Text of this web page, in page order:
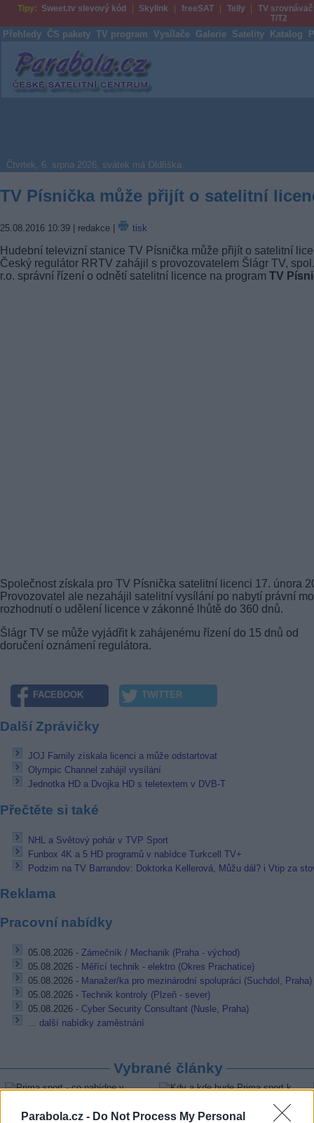
Parabola.cz - Do Not Process My Personal
Tipy: Sweet.tv slevový kód Skylink freeSAT Telly
TV srovnávač
T/T2
Přehledy ČS pakety TV program Vysílače Galerie Satelity Katalog
Parabola.cz
Čtvrtek, 6. srpna 2026, svátek má Oldřiška
TV Písnička může přijít o satelitní
25.08.2016 10:39 | redakce | tisk
Hudební televizní stanice TV Písnička může přijít o satelitní
Český regulátor RRTV zahájil s provozovatelem Šlágr TV,
r.o. správní řízení o odnětí satelitní licence na program TV
Společnost získala pro TV Písnička satelitní licenci 17. února
Provozovatel ale nezahájil satelitní vysílání po nabytí právní
rozhodnutí o udělení licence v zákonné lhůtě do 360 dnů.
Šlágr TV se může vyjádřit k zahájenému řízení do 15 dnů od
doručení oznámení regulátora.
FACEBOOK TWITTER
Další Zprávičky
JOJ Family získala licenci a může odstartovat
Olympic Channel zahájil vysílání
Jednotka HD a Dvojka HD s teletextem v DVB-T
Přečtěte si také
NHL a Světový pohár v TVP Sport
Funbox 4K a 5 HD programů v nabídce Turkcell TV+
Podzim na TV Barrandov: Doktorka Kellerová, Můžu dál? i Vtip za
Reklama
Pracovní nabídky
05.08.2026 - Zámečník / Mechanik (Praha - východ)
05.08.2026 - Měřící technik - elektro (Okres Prachatice)
05.08.2026 - Manažer/ka pro mezinárodní spolupráci (Suchdol, Praha)
05.08.2026 - Technik kontroly (Plzeň - sever)
05.08.2026 - Cyber Security Consultant (Nusle, Praha)
... další nabídky zaměstnání
Vybrané články